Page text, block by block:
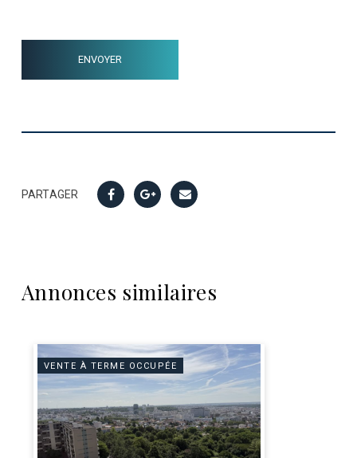
PARTAGER
Annonces similaires
VENTE À TERME OCCUPÉE